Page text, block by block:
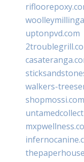
uptonpvd.com
walkers-
shopmossi.com